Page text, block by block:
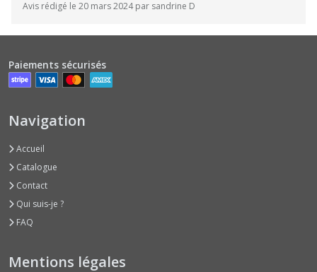
Avis rédigé le 20 mars 2024 par sandrine D
Paiements sécurisés
Navigation
Accueil
Catalogue
Contact
Qui suis-je ?
FAQ
Mentions légales